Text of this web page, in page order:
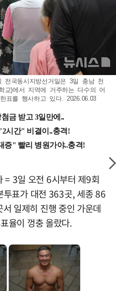
전국동시지방선거일은 3일 충남 천
교)에서 지역에 거주하는 다수의 어
표를 행사하고 있다. 2026.06.03
= 3일 오전 6시부터 제9회
투표가 대전 363곳, 세종 86
일제히 진행 중인 가운데
율이 껑충 올랐다.